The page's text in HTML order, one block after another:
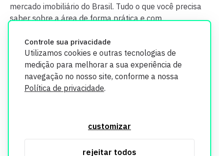
Controle sua privacidade
Utilizamos cookies e outras tecnologias de
medição para melhorar a sua experiência de
navegação no nosso site, conforme a nossa
Política de privacidade.
customizar
rejeitar todos
mercado imobiliário do Brasil. Tudo o que você precisa
saber sobre a área de forma prática e com
segurança. Todos os dados coletados em nosso site são
utilizados exclusivamente para fins de aprimoramento de
informações, consulte nossa Política de Privacidade.